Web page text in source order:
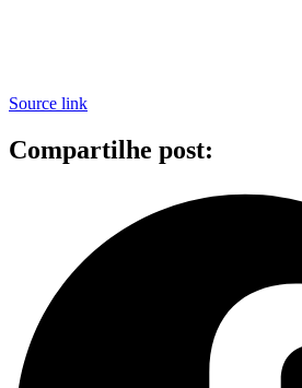
Source link
Compartilhe post: